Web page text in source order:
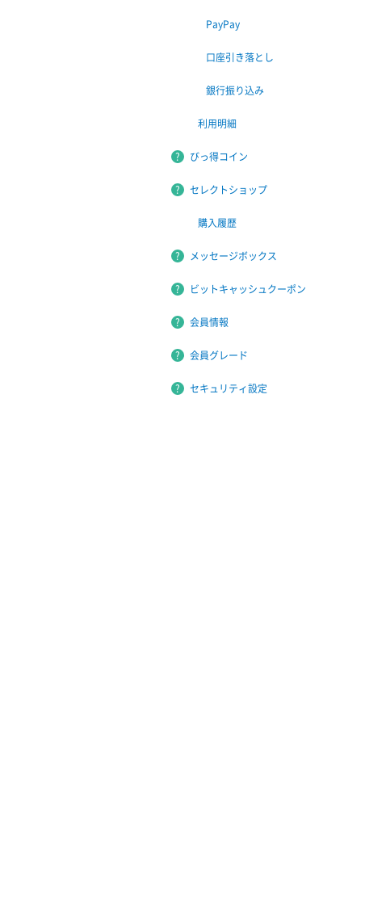
PayPay
口座引き落とし
銀行振り込み
利用明細
びっ得コイン
セレクトショップ
購入履歴
メッセージボックス
ビットキャッシュクーポン
会員情報
会員グレード
セキュリティ設定